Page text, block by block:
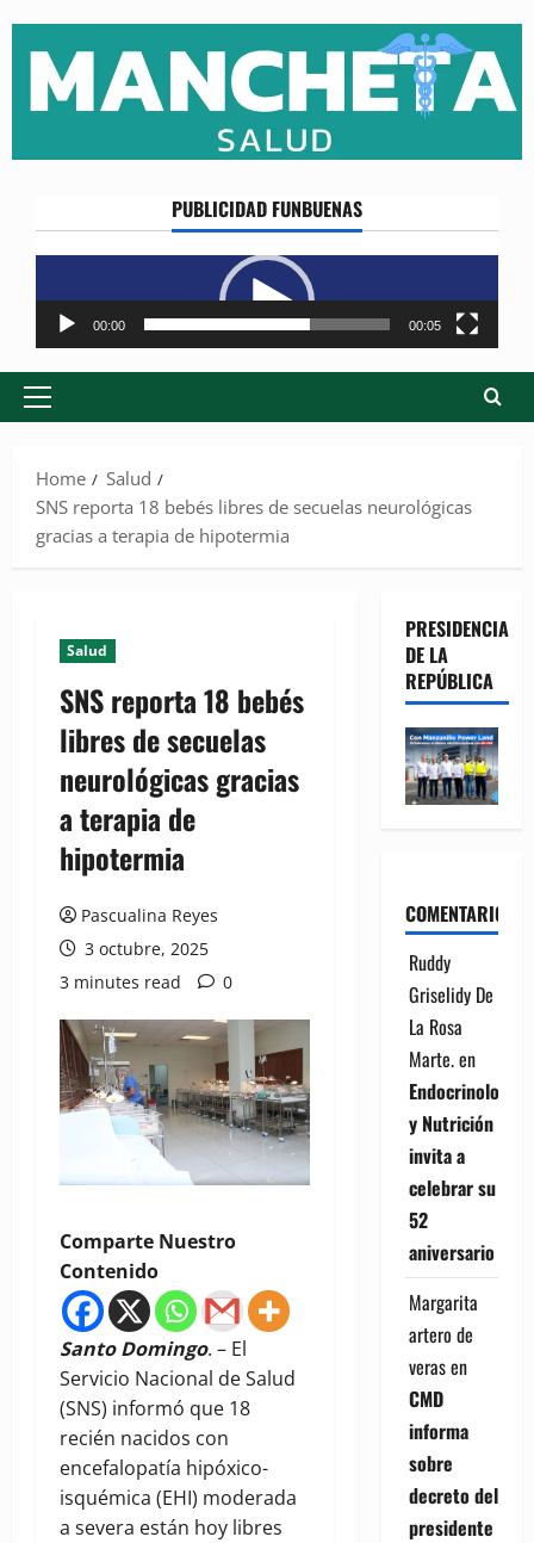
content
PUBLICIDAD FUNBUENAS
Reproductor
de
vídeo
00:00 00:05
Primary
Home
Salud
SNS reporta 18 bebés libres de secuelas neurológicas
gracias a terapia de hipotermia
Salud
SNS reporta 18 bebés
libres de secuelas
neurológicas gracias
a terapia de
hipotermia
Pascualina Reyes
3 octubre, 2025
3 minutes read
0
Comparte Nuestro
Contenido
Santo Domingo. – El
Servicio Nacional de Salud
(SNS) informó que 18
recién nacidos con
encefalopatía hipóxico-
isquémica (EHI) moderada
a severa están hoy libres
PRESIDENCIA
DE LA
REPÚBLICA
COMENTARIOS
Ruddy
Griselidy De
La Rosa
Marte.en
Endocrinología
y Nutrición
invita a
celebrar su
52
aniversario
Margarita
artero de
verasen
CMD
informa
sobre
decreto del
presidente